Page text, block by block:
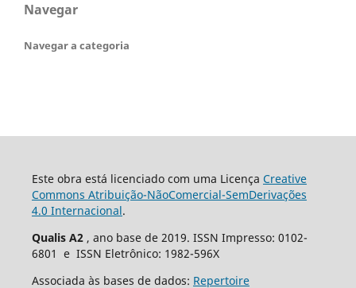
Navegar
Navegar a categoria
Este obra está licenciado com uma Licença Creative
Commons Atribuição-NãoComercial-SemDerivações
4.0 Internacional.
Qualis A2 , ano base de 2019. ISSN Impresso: 0102-
6801 e ISSN Eletrônico: 1982-596X
Associada às bases de dados: Repertoire